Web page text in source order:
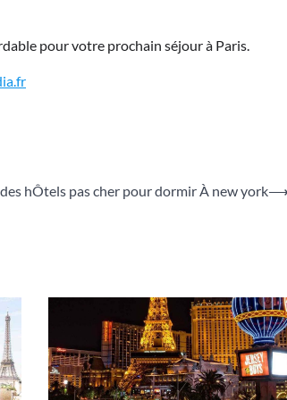
pour votre prochain séjour à Paris.
hÔtels pas cher pour dormir À new york